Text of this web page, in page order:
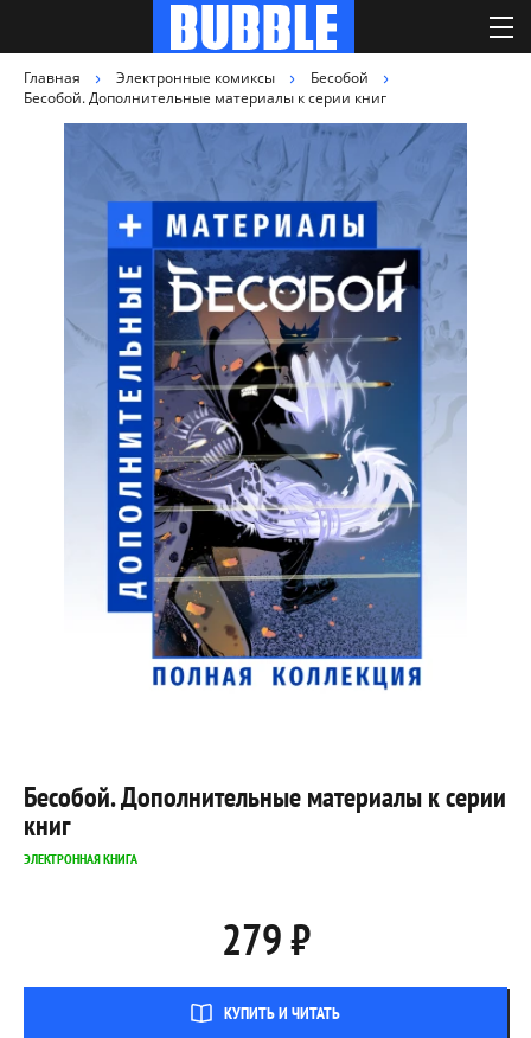
Главная Электронные комиксы
Бесобой
Бесобой. Дополнительные материалы к серии книг
Бесобой. Дополнительные материалы к серии
книг
ЭЛЕКТРОННАЯ КНИГА
279 ₽
КУПИТЬ И ЧИТАТЬ